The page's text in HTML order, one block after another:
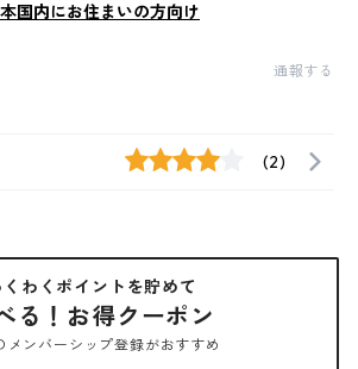
国内にお住まいの方向け
通報する
(2)
くわくポイントを貯めて
る！お得クーポン
メンバーシップ登録がおすすめ